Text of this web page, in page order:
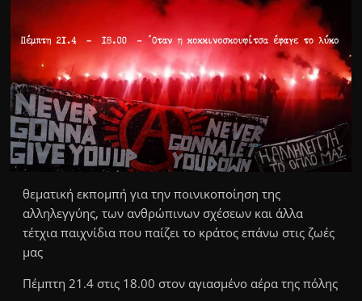
θεματική εκπομπή για την ποινικοποίηση της
αλληλεγγύης, των ανθρώπινων σχέσεων και άλλα
τέτχια παιχνίδια που παίζει το κράτος επάνω στις ζωές
μας
Πέμπτη 21.4 στις 18.00 στον αγιασμένο αέρα της πόλης